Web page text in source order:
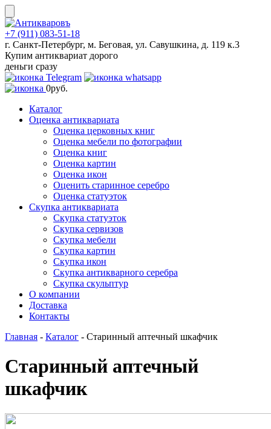
Skip
to
content
+7 (911) 083-51-18
г. Санкт-Петербург, м. Беговая, ул. Савушкина, д. 119 к.3
Купим антиквариат дорого
деньги сразу
0руб.
Каталог
Оценка антиквариата
Оценка церковных книг
Оценка мебели по фотографии
Оценка книг
Оценка картин
Оценка икон
Оценить старинное серебро
Оценка статуэток
Скупка антиквариата
Скупка статуэток
Скупка сервизов
Скупка мебели
Скупка картин
Скупка икон
Скупка антикварного серебра
Скупка скульптур
О компании
Доставка
Контакты
Главная - Каталог - Старинный аптечный шкафчик
Старинный аптечный
шкафчик